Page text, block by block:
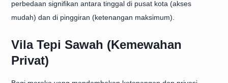
perbedaan signifikan antara tinggal di pusat kota (akses
mudah) dan di pinggiran (ketenangan maksimum).
Vila Tepi Sawah (Kemewahan
Privat)